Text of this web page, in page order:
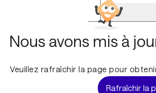
Nous avons mis à
Veuillez rafraîchir la page pour
Rafraîchir la